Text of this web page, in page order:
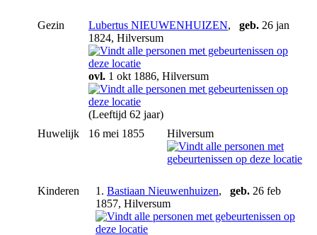
Gezin Lubertus NIEUWENHUIZEN, geb. 26 jan
1824, Hilversum
ovl. 1 okt 1886, Hilversum
(Leeftijd 62 jaar)
Huwelijk
16 mei 1855 Hilversum
Kinderen 1. Bastiaan Nieuwenhuizen, geb. 26 feb
1857, Hilversum